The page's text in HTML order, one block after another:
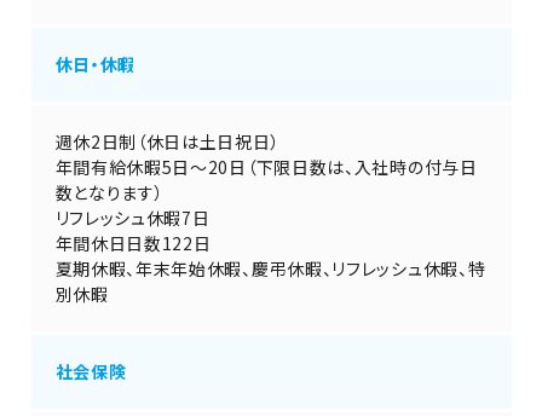
休日・休暇
週休2日制（休日は土日祝日）
年間有給休暇5日～20日（下限日数は、入社時の付与日
数となります）
リフレッシュ休暇7日
年間休日日数122日
夏期休暇、年末年始休暇、慶弔休暇、リフレッシュ休暇、特
別休暇
社会保険